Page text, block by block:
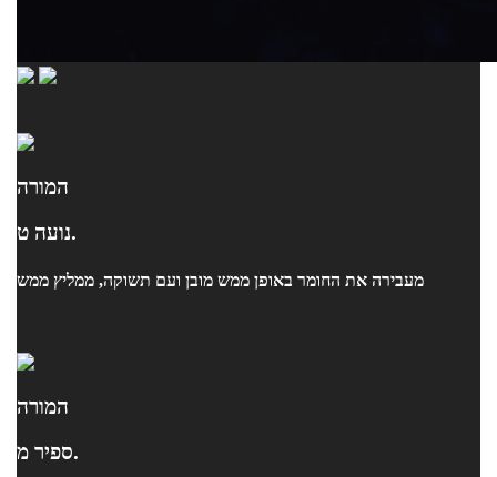
המורה
נועה ט.
מעבירה את החומר באופן ממש מובן ועם תשוקה, ממליץ ממש
המורה
ספיר מ.